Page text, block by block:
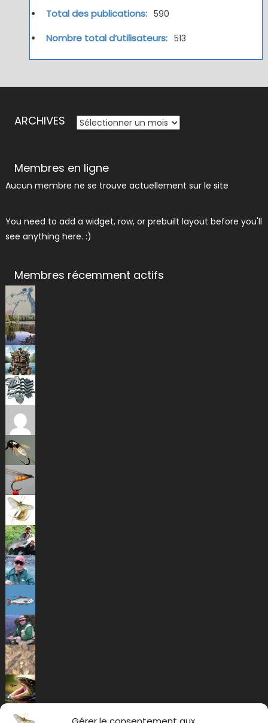
Total des publications: 590
Nombre total d’utilisateurs: 513
ARCHIVES ARCHIVES
Membres en ligne
Aucun membre ne se trouve actuellement sur le site
You need to add a widget, row, or prebuilt layout before you'll
see anything here. :)
Membres récemment actifs